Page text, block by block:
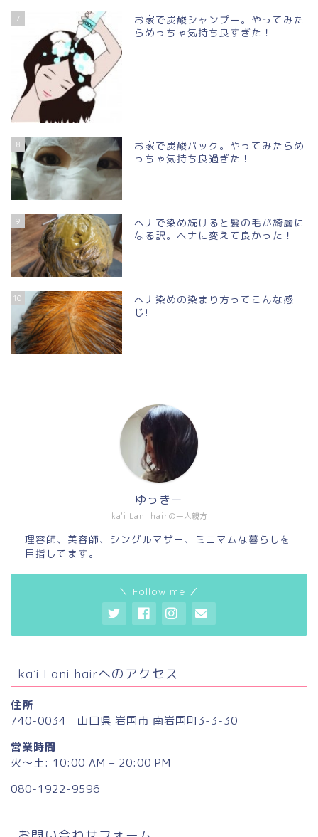
7
お家で炭酸シャンプー。やってみた
らめっちゃ気持ち良すぎた！
8
お家で炭酸パック。やってみたらめ
っちゃ気持ち良過ぎた！
9
ヘナで染め続けると髪の毛が綺麗に
なる訳。ヘナに変えて良かった！
10
ヘナ染めの染まり方ってこんな感
じ!
ka'i Lani hairの一人親方
ゆっきー
理容師、美容師、シングルマザー、ミニマムな暮らしを
目指してます。
＼ Follow me ／
ka’i Lani hairへのアクセス
住所
740-0034 山口県 岩国市 南岩国町3-3-30
営業時間
火〜土: 10:00 AM – 20:00 PM
080-1922-9596